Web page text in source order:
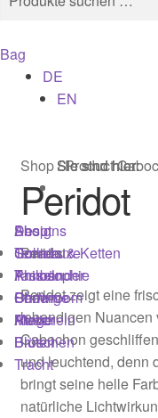
Cookies
Datenschutz
Edelsteinmaterialien
Kasse
Kontakt
Login
Mein Konto
Newsletter
nach:
Bag
DE
EN
Shop/Product
Peridot
Peridot
Peridot zeigt eine
lebendigen Nuancen
Cabochon
und leuchtend, denn
bringt seine helle
natürliche
Sie sind hier:
Shop
Colliers & Ketten
Armbänder
Ohrringe
Ringe
Broschen
Sie sind hier:
Designs
Terra Luxe
Tasseln
Perlen
Muscheln
Blüten
Tracht
Sie sind hier:
About
Sonnia
Philosophie
Showroom
Atelier